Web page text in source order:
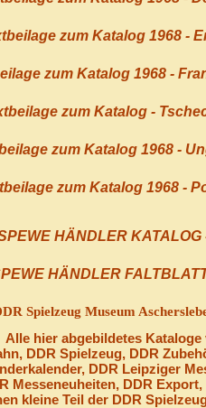
zum Katalog 1968 -
zum Katalog 1968 -
zum Katalog -
zum Katalog 1968 -
zum Katalog 1968 -
HÄNDLER KATALOG
HÄNDLER
Spielzeug Museum
Alle hier abgebildetes Kataloge
DDR Spielzeug, DDR
DDR Leipziger
Messeneuheiten, DDR
kleine Teil der DDR